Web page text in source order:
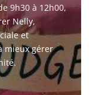
9h30 à 12h00,
Nelly,
et
mieux gérer